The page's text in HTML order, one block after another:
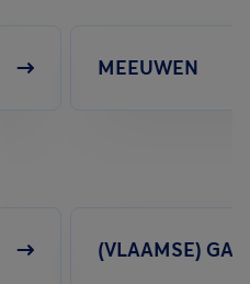
MEEUWEN
(VLAAMSE)